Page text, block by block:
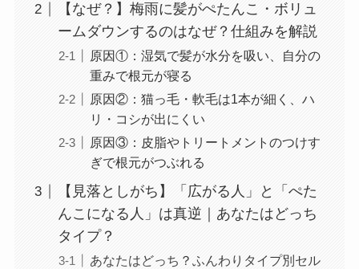
【なぜ？】梅雨に髪がぺたんこ・ボリュ
ームダウンするのはなぜ？仕組みを解説
原因①：湿気で髪が水分を吸い、自分の
重みで根元が寝る
原因②：猫っ毛・軟毛は1本が細く、ハ
リ・コシが出にくい
原因③：皮脂やトリートメントのつけす
ぎで根元がつぶれる
【見落としがち】「広がる人」と「ぺた
んこになる人」は真逆｜あなたはどっち
タイプ？
あなたはどっち？ふんわりタイプ別セル